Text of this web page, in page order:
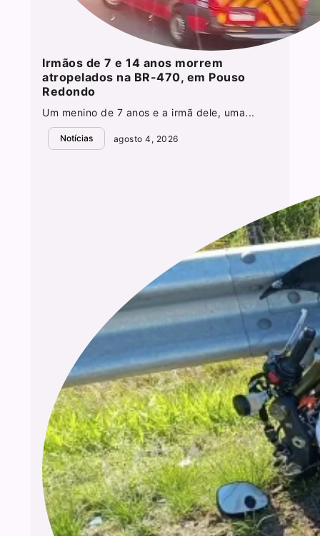
Irmãos de 7 e 14 anos morrem
atropelados na BR-470, em Pouso
Redondo
Um menino de 7 anos e a irmã dele, uma...
Notícias agosto 4, 2026